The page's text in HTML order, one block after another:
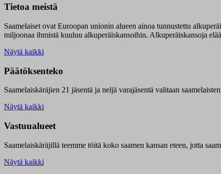
Tietoa meistä
Saamelaiset ovat Euroopan unionin alueen ainoa tunnustettu
miljoonaa ihmistä kuuluu alkuperäiskansoihin. Alkuperäiskansoja
Näytä kaikki
Päätöksenteko
Saamelaiskäräjien 21 jäsentä ja neljä varajäsentä valitaan
Näytä kaikki
Vastuualueet
Saamelaiskäräjillä teemme töitä koko saamen kansan eteen, jotta
Näytä kaikki